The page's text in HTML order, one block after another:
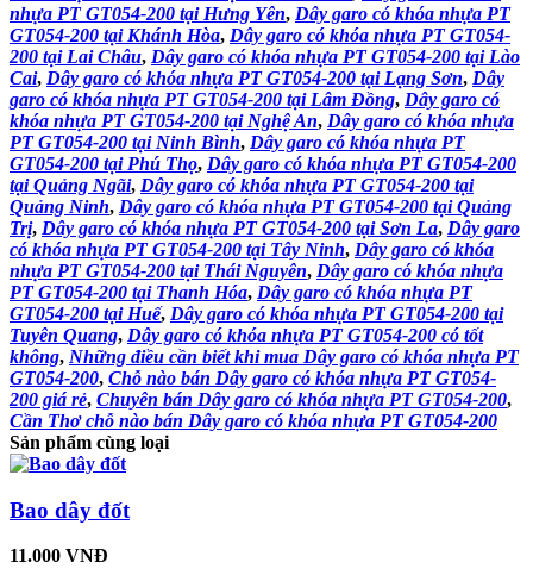
nhựa PT GT054-200 tại Hưng Yên, Dây garo có khóa nhựa PT
GT054-200 tại Khánh Hòa, Dây garo có khóa nhựa PT GT054-
200 tại Lai Châu, Dây garo có khóa nhựa PT GT054-200 tại Lào
Cai, Dây garo có khóa nhựa PT GT054-200 tại Lạng Sơn, Dây
garo có khóa nhựa PT GT054-200 tại Lâm Đồng, Dây garo có
khóa nhựa PT GT054-200 tại Nghệ An, Dây garo có khóa nhựa
PT GT054-200 tại Ninh Bình, Dây garo có khóa nhựa PT
GT054-200 tại Phú Thọ, Dây garo có khóa nhựa PT GT054-200
tại Quảng Ngãi, Dây garo có khóa nhựa PT GT054-200 tại
Quảng Ninh, Dây garo có khóa nhựa PT GT054-200 tại Quảng
Trị, Dây garo có khóa nhựa PT GT054-200 tại Sơn La, Dây garo
có khóa nhựa PT GT054-200 tại Tây Ninh, Dây garo có khóa
nhựa PT GT054-200 tại Thái Nguyên, Dây garo có khóa nhựa
PT GT054-200 tại Thanh Hóa, Dây garo có khóa nhựa PT
GT054-200 tại Huế, Dây garo có khóa nhựa PT GT054-200 tại
Tuyên Quang, Dây garo có khóa nhựa PT GT054-200 có tốt
không, Những điều cần biết khi mua Dây garo có khóa nhựa PT
GT054-200, Chỗ nào bán Dây garo có khóa nhựa PT GT054-
200 giá rẻ, Chuyên bán Dây garo có khóa nhựa PT GT054-200,
Cần Thơ chỗ nào bán Dây garo có khóa nhựa PT GT054-200
Sản phẩm cùng loại
Bao dây đốt
11.000 VNĐ